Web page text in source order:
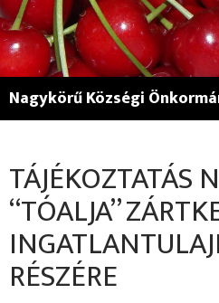
Nagykörű Községi
TÁJÉKOZTATÁS
“TÓALJA”
RÉSZÉRE